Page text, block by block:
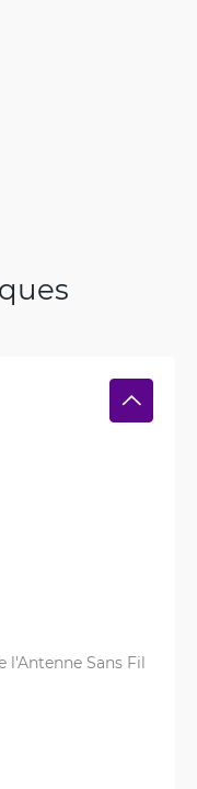
l'Antenne Sans Fil